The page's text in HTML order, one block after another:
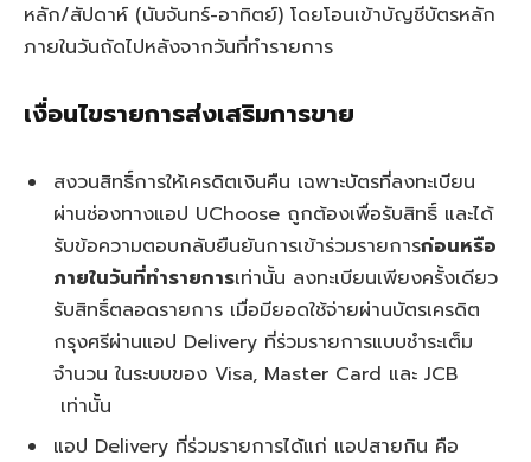
หลัก/สัปดาห์ (นับจันทร์-อาทิตย์) โดยโอนเข้าบัญชีบัตรหลัก
ภายในวันถัดไปหลังจากวันที่ทำรายการ
เงื่อนไขรายการส่งเสริมการขาย
สงวนสิทธิ์การให้เครดิตเงินคืน เฉพาะบัตรที่ลงทะเบียน
ผ่านช่องทางแอป UChoose ถูกต้องเพื่อรับสิทธิ์ และได้
รับข้อความตอบกลับยืนยันการเข้าร่วมรายการก่อนหรือ
ภายในวันที่ทำรายการเท่านั้น ลงทะเบียนเพียงครั้งเดียว
รับสิทธิ์ตลอดรายการ เมื่อมียอดใช้จ่ายผ่านบัตรเครดิต
กรุงศรีผ่านแอป Delivery ที่ร่วมรายการแบบชำระเต็ม
จำนวน ในระบบของ Visa, Master Card และ JCB
เท่านั้น
แอป Delivery ที่ร่วมรายการได้แก่ แอปสายกิน คือ